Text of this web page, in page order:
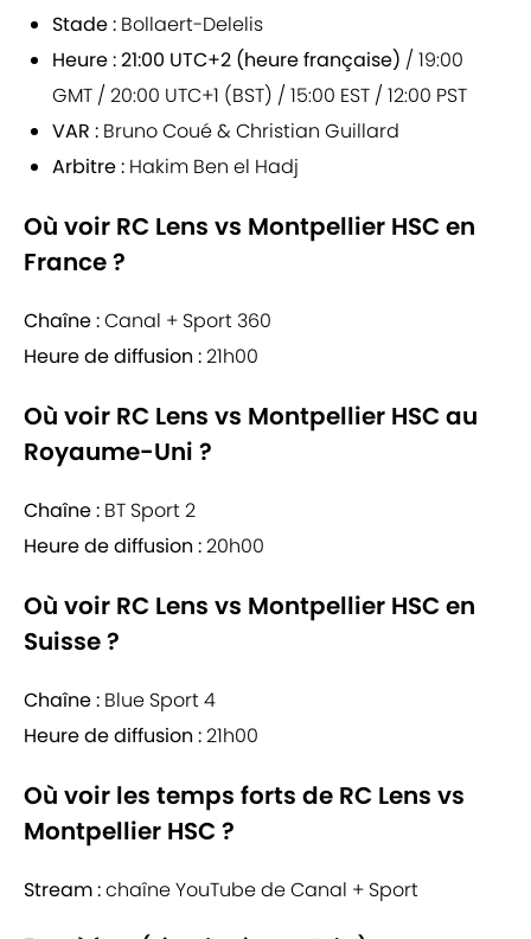
Stade : Bollaert-Delelis
Heure :21:00 UTC+2 (heure française) / 19:00
GMT / 20:00 UTC+1 (BST) / 15:00 EST / 12:00 PST
VAR : Bruno Coué & Christian Guillard
Arbitre : Hakim Ben el Hadj
Où voir RC Lens vs Montpellier HSC en
France ?
Chaîne :Canal + Sport 360
Heure de diffusion :21h00
Où voir RC Lens vs Montpellier HSC au
Royaume-Uni ?
Chaîne : BT Sport 2
Heure de diffusion :20h00
Où voir RC Lens vs Montpellier HSC en
Suisse ?
Chaîne : Blue Sport 4
Heure de diffusion :21h00
Où voir les temps forts de RC Lens vs
Montpellier HSC ?
Stream :chaîne YouTube de Canal + Sport